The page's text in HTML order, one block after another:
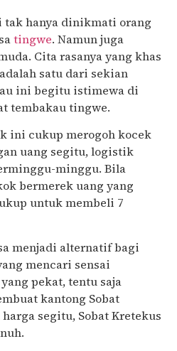
hanya dinikmati orang
tingwe. Namun juga
Cita rasanya yang khas
satu dari sekian
ini begitu istimewa di
tembakau tingwe.
ini cukup merogoh kocek
uang segitu, logistik
minggu. Bila
bermerek uang yang
untuk membeli 7
menjadi alternatif bagi
mencari sensai
pekat, tentu saja
kantong Sobat
segitu, Sobat Kretekus